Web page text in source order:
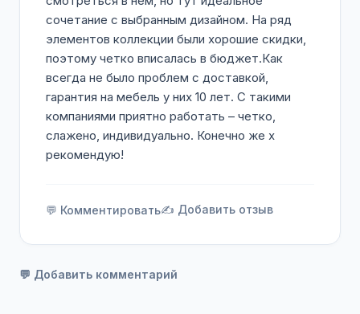
сочетание с выбранным дизайном. На ряд
элементов коллекции были хорошие скидки,
поэтому четко вписалась в бюджет.Как
всегда не было проблем с доставкой,
гарантия на мебель у них 10 лет. С такими
компаниями приятно работать – четко,
слажено, индивидуально. Конечно же х
рекомендую!
💬 Комментировать✍️ Добавить отзыв
💬 Добавить комментарий